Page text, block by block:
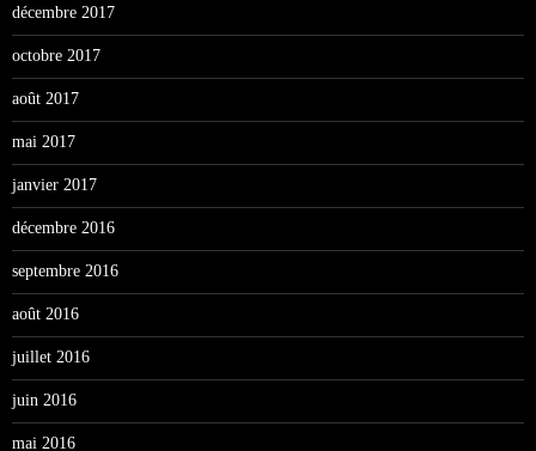
décembre 2017
octobre 2017
août 2017
mai 2017
janvier 2017
décembre 2016
septembre 2016
août 2016
juillet 2016
juin 2016
mai 2016